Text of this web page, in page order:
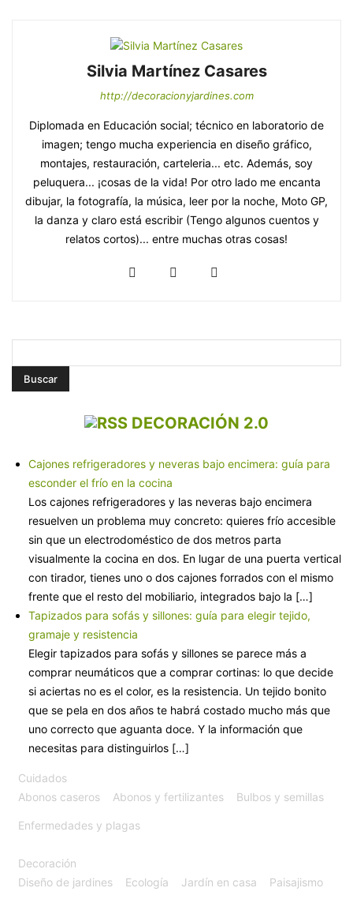
Silvia Martínez Casares
http://decoracionyjardines.com
Diplomada en Educación social; técnico en laboratorio de
imagen; tengo mucha experiencia en diseño gráfico,
montajes, restauración, carteleria... etc. Además, soy
peluquera... ¡cosas de la vida! Por otro lado me encanta
dibujar, la fotografía, la música, leer por la noche, Moto GP,
la danza y claro está escribir (Tengo algunos cuentos y
relatos cortos)... entre muchas otras cosas!
DECORACIÓN 2.0
Cajones refrigeradores y neveras bajo encimera: guía para
esconder el frío en la cocina
Los cajones refrigeradores y las neveras bajo encimera
resuelven un problema muy concreto: quieres frío accesible
sin que un electrodoméstico de dos metros parta
visualmente la cocina en dos. En lugar de una puerta vertical
con tirador, tienes uno o dos cajones forrados con el mismo
frente que el resto del mobiliario, integrados bajo la […]
Tapizados para sofás y sillones: guía para elegir tejido,
gramaje y resistencia
Elegir tapizados para sofás y sillones se parece más a
comprar neumáticos que a comprar cortinas: lo que decide
si aciertas no es el color, es la resistencia. Un tejido bonito
que se pela en dos años te habrá costado mucho más que
uno correcto que aguanta doce. Y la información que
necesitas para distinguirlos […]
Cuidados
Abonos caseros
Abonos y fertilizantes Bulbos y semillas
Enfermedades y plagas
Decoración
Diseño de jardines
Ecología Jardín en casa Paisajismo